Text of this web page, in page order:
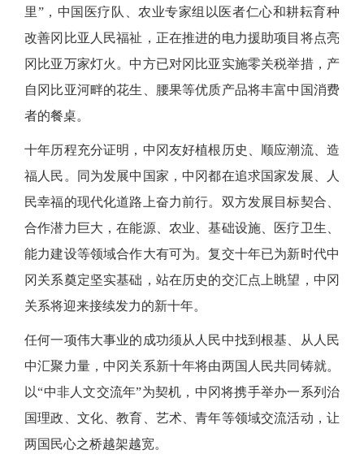
里”，中国医疗队、农业专家组以医者仁心和耕耘育种
改善冈比亚人民福祉，正在推进的电力援助项目将点亮
冈比亚万家灯火。中方已对冈比亚实施零关税举措，产
自冈比亚河畔的花生、腰果等优质产品将丰富中国消费
者的餐桌。
十年历程充分证明，中冈友好植根历史、顺应潮流、造
福人民。同为发展中国家，中冈都在追求国家发展、人
民幸福的现代化道路上奋力前行。双方发展目标契合、
合作潜力巨大，在能源、农业、基础设施、医疗卫生、
能力建设等领域合作大有可为。复交十年已为新时代中
冈关系奠定坚实基础，站在历史的交汇点上眺望，中冈
关系将迎来接续发力的新十年。
任何一项伟大事业的成功须从人民中找到根基、从人民
中汇聚力量，中冈关系新十年将由两国人民共同铸就。
以“中非人文交流年”为契机，中冈将携手举办一系列治
国理政、文化、教育、艺术、青年等领域交流活动，让
两国民心之桥越架越宽。